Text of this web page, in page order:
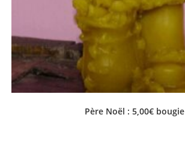
Père Noël : 5,00€ bougie